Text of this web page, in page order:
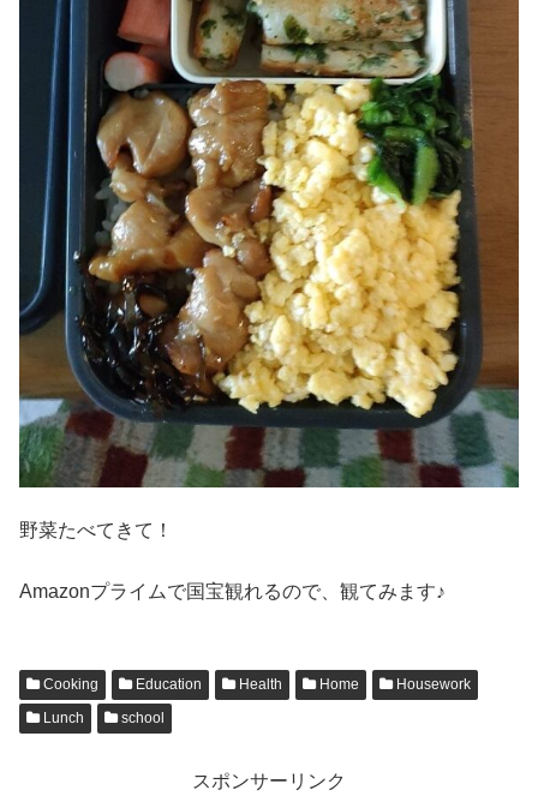
野菜たべてきて！
Amazonプライムで国宝観れるので、観てみます♪
Cooking Education Health Home
Housework
Lunch
school
スポンサーリンク